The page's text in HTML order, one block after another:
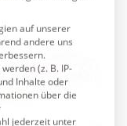
auf unserer
andere uns
(z. B. IP-
Inhalte oder
über die
jederzeit unter